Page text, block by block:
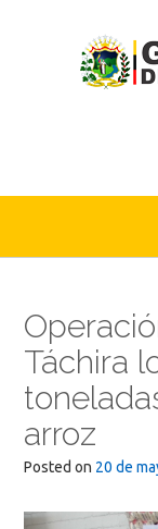
Táchira
arroz
Posted on 20 de